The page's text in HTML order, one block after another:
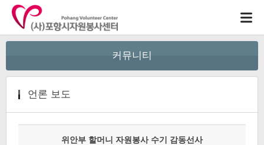
커뮤니티
언론 보도
위안부 할머니 자원봉사 수기 감동선사